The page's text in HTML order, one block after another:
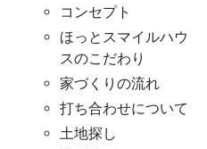
コンセプト
ほっとスマイルハウ
スのこだわり
家づくりの流れ
打ち合わせについて
土地探し